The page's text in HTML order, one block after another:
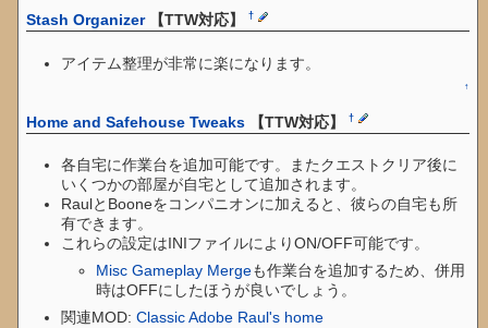
Stash Organizer【TTW対応】†
アイテム整理が非常に楽になります。
↑
Home and Safehouse Tweaks 【TTW対応】†
各自宅に作業台を追加可能です。またクエストクリア後に
いくつかの部屋が自宅として追加されます。
RaulとBooneをコンパニオンに加えると、彼らの自宅も所
有できます。
これらの設定はINIファイルによりON/OFF可能です。
Misc Gameplay Mergeも作業台を追加するため、併用
時はOFFにしたほうが良いでしょう。
関連MOD:Classic Adobe Raul's home